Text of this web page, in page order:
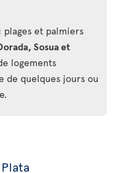
plages et palmiers
Sosua et
logements
de quelques jours ou